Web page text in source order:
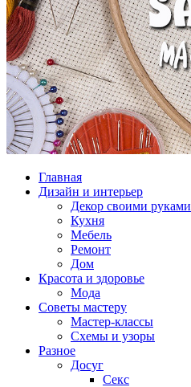
Главная
Дизайн и интерьер
Декор своими руками
Кухня
Мебель
Ремонт
Дом
Красота и здоровье
Мода
Советы мастеру
Мастер-классы
Схемы и узоры
Разное
Досуг
Секс